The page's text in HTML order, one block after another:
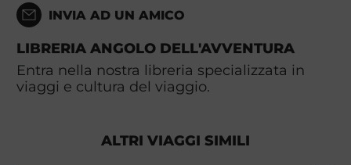
INVIA AD UN AMICO
LIBRERIA ANGOLO DELL'AVVENTURA
Entra nella nostra libreria specializzata in
viaggi e cultura del viaggio.
ALTRI VIAGGI SIMILI